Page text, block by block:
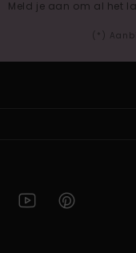
Meld je aan om al het
(*)